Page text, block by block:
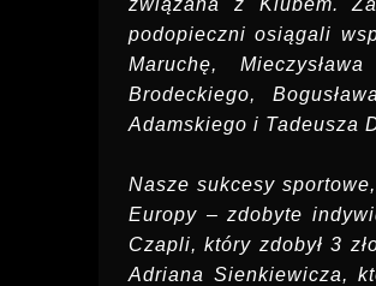
związana z Klubem.
podopieczni osiągali
Maruchę,
Brodeckiego,
Adamskiego i Tadeusza
Nasze sukcesy
Europy – zdobyte
Czapli, który zdobył 3
Adriana Sienkiewicza,